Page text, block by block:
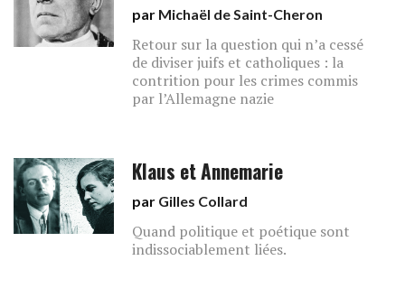
par Michaël de Saint-Cheron
Retour sur la question qui n’a cessé
de diviser juifs et catholiques : la
contrition pour les crimes commis
par l’Allemagne nazie
Klaus et Annemarie
par Gilles Collard
Quand politique et poétique sont
indissociablement liées.